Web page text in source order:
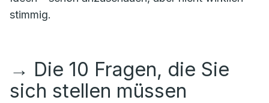
stimmig.
→ Die 10 Fragen, die Sie
sich stellen müssen